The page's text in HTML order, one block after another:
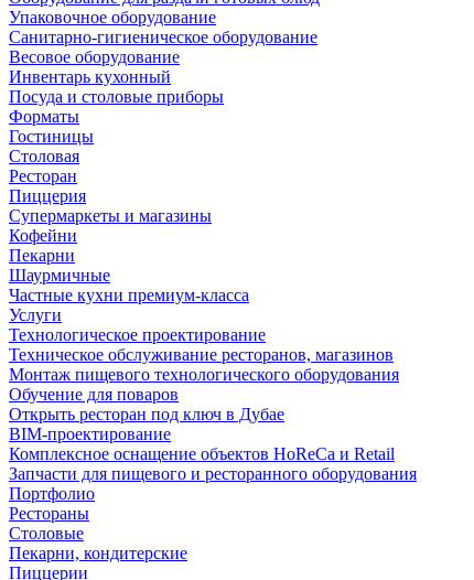
Упаковочное оборудование
Санитарно-гигиеническое оборудование
Весовое оборудование
Инвентарь кухонный
Посуда и столовые приборы
Форматы
Гостиницы
Столовая
Ресторан
Пиццерия
Супермаркеты и магазины
Кофейни
Пекарни
Шаурмичные
Частные кухни премиум-класса
Услуги
Технологическое проектирование
Техническое обслуживание ресторанов, магазинов
Монтаж пищевого технологического оборудования
Обучение для поваров
Открыть ресторан под ключ в Дубае
BIM-проектирование
Комплексное оснащение объектов HoReCa и Retail
Запчасти для пищевого и ресторанного оборудования
Портфолио
Рестораны
Столовые
Пекарни, кондитерские
Пиццерии